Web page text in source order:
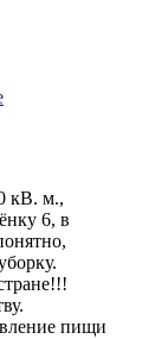
кВ. м.,
6, в
пищи